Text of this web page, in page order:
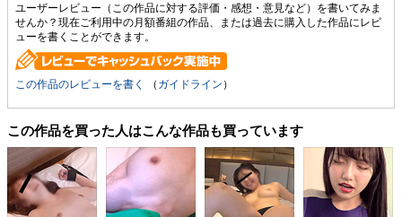
ユーザーレビュー（この作品に対する評価・感想・意見など）を書いてみま
せんか？現在ご利用中の月額番組の作品、または過去に購入した作品にレビ
ューを書くことができます。
この作品のレビューを書く （ ガイドライン ）
この作品を買った人はこんな作品も買っています